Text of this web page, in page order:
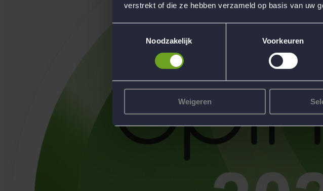
verstrekt of die ze hebben verzameld op basis van uw
Noodzakelijk
Voorkeuren
Weigeren